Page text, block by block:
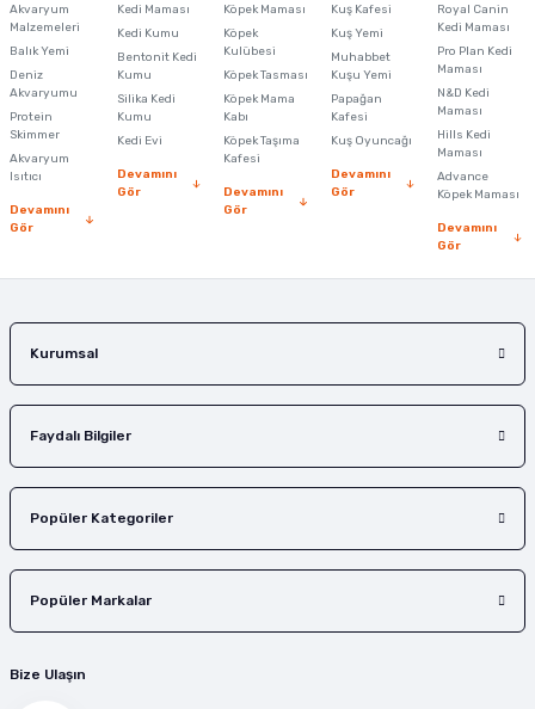
Akvaryum
Malzemeleri
Balık Yemi
Deniz
Akvaryumu
Protein
Skimmer
Akvaryum
Isıtıcı
Devamını
Gör
Kedi Maması
Kedi Kumu
Bentonit Kedi
Kumu
Silika Kedi
Kumu
Kedi Evi
Devamını
Gör
Köpek Maması
Köpek
Kulübesi
Köpek Tasması
Köpek Mama
Kabı
Köpek Taşıma
Kafesi
Devamını
Gör
Kuş Kafesi
Kuş Yemi
Muhabbet
Kuşu Yemi
Papağan
Kafesi
Kuş Oyuncağı
Devamını
Gör
Royal Canin
Kedi Maması
Pro Plan Kedi
Maması
N&D Kedi
Maması
Hills Kedi
Maması
Advance
Köpek Maması
Devamını
Gör
Kurumsal
Faydalı Bilgiler
Popüler Kategoriler
Popüler Markalar
Bize Ulaşın